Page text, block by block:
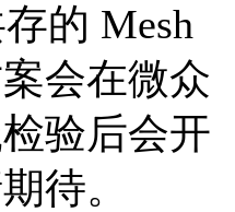
的 Mesh
会在微众
验后会开
待。